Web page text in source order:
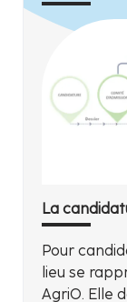
La
Pour
lieu se
AgriO. Elle